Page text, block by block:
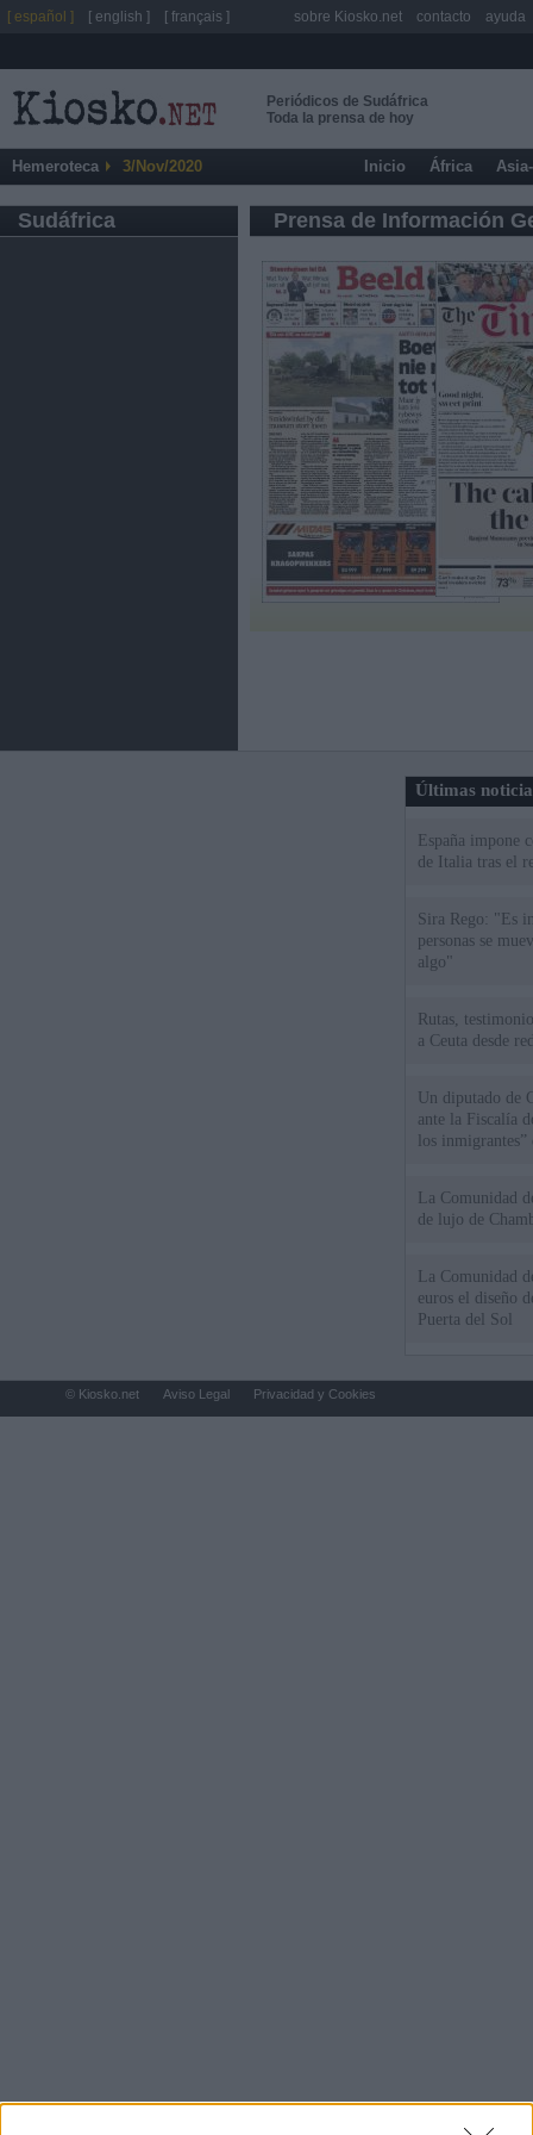
Periódicos de Sudáfrica
Toda la prensa de hoy
Hemeroteca 3/Nov/2020 Inicio África
Sudáfrica Prensa de Información
Últimas
España impone
de Italia tras el
Sira Rego: "Es
personas se
algo"
Rutas,
a Ceuta desde
Un diputado de
ante la Fiscalía
los inmigrantes”
La Comunidad
de lujo de
La Comunidad
euros el diseño
Puerta del Sol
[ español ] [ english ] [ français ] sobre Kiosko.net contacto ayuda
© Kiosko.net Aviso Legal Privacidad y Cookies